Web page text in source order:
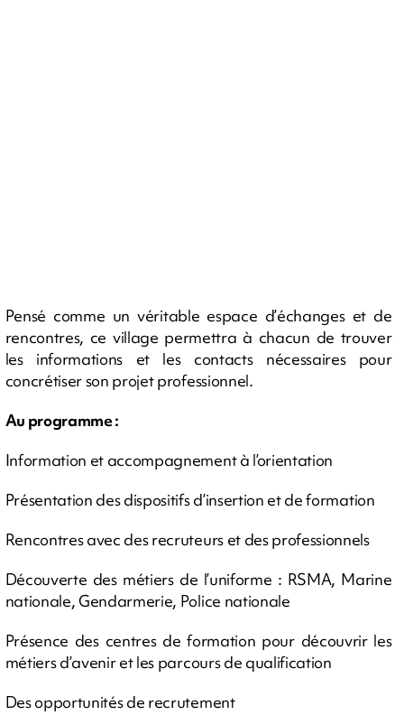
Pensé comme un véritable espace d’échanges et de
rencontres, ce village permettra à chacun de trouver
les informations et les contacts nécessaires pour
concrétiser son projet professionnel.
Au programme :
Information et accompagnement à l’orientation
Présentation des dispositifs d’insertion et de formation
Rencontres avec des recruteurs et des professionnels
Découverte des métiers de l’uniforme : RSMA, Marine
nationale, Gendarmerie, Police nationale
Présence des centres de formation pour découvrir les
métiers d’avenir et les parcours de qualification
Des opportunités de recrutement